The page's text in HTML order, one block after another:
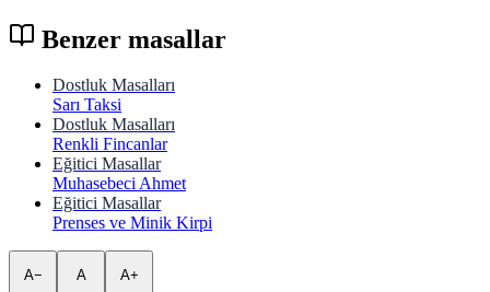
Benzer masallar
Dostluk Masalları
Sarı Taksi
Dostluk Masalları
Renkli Fincanlar
Eğitici Masallar
Muhasebeci Ahmet
Eğitici Masallar
Prenses ve Minik Kirpi
A− A A+